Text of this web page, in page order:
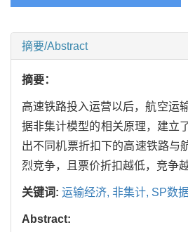
摘要/Abstract
摘要：
高速铁路投入运营以后，航空运
据非集计模型的相关原理，建立
出不同机票折扣下的高速铁路与
烈竞争，且票价折扣越低，竞争
关键词: 运输经济, 非集计, SP数
Abstract: